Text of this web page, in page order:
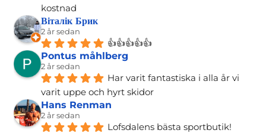
kostnad
Віталік Брик
2 år sedan
👍👍👍👍👍
Pontus måhlberg
2 år sedan
Har varit fantastiska i alla år vi
varit uppe och hyrt skidor
Hans Renman
2 år sedan
Lofsdalens bästa sportbutik!